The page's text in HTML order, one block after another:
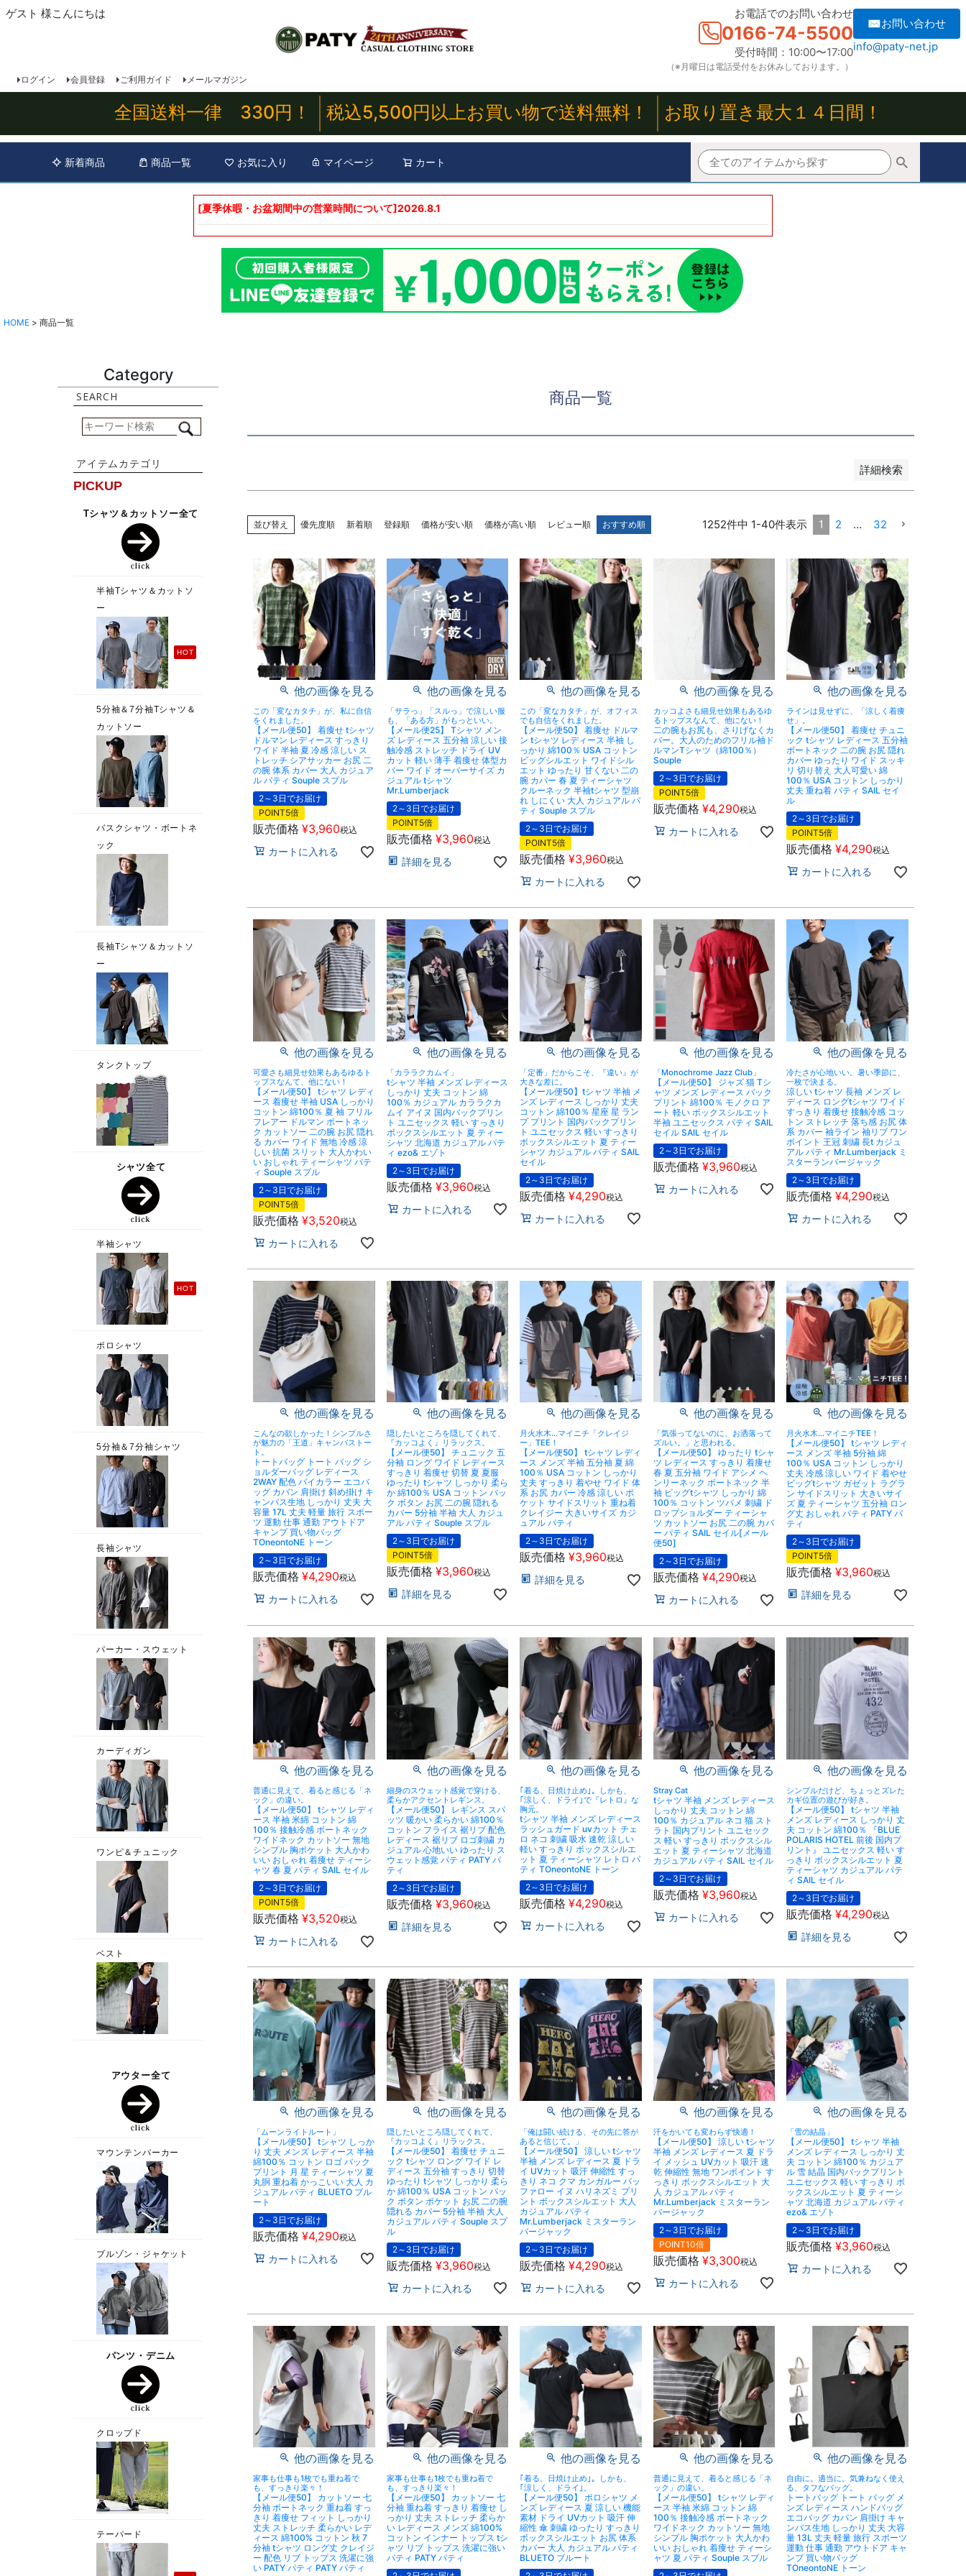
ゲスト 様こんにちは お電話でのお問い合わせ
0166-74-5500
受付時間：10:00〜17:00
（※月曜日は電話受付をお休みしております。）
✉お問い合わせ
info@paty-net.jp
ログイン 会員登録 ご利用ガイド メールマガジン
全国送料一律 330円！ 税込5,500円以上お買い物で送料無料！ お取り置き最大１４日間！
新着商品 商品一覧 お気に入り マイページ カート
[夏季休暇・お盆期間中の営業時間について]2026.8.1
HOME 商品一覧
Category
商品一覧
詳細検索
価格
表示しない
表示する
商品番号/JANコード
価格が高い順
並び替え 優先度順 新着順 登録順 価格が安い順 価格が高い順 レビュー順 おすすめ順 1252件中 1-40件表示 1 2 … 32
他の画像を見る
この「変なカタチ」が、私に自信
をくれました。
【メール便50】 着痩せ tシャツ
ドルマン レディース すっきり
ワイド 半袖 夏 冷感 涼しい ス
トレッチ シアサッカー お尻 二
の腕 体系 カバー 大人 カジュア
ル パティ Souple スプル
2～3日でお届け
POINT5倍
販売価格 ¥3,960税込
カートに入れる
他の画像を見る
「サラっ」「スルっ」で涼しい服
も、「ある方」がもっといい。
【メール便25】 Tシャツ メン
ズ レディース 五分袖 涼しい 接
触冷感 ストレッチ ドライ UV
カット 軽い 薄手 着痩せ 体型カ
バー ワイド オーバーサイズ カ
ジュアル tシャツ
Mr.Lumberjack
2～3日でお届け
POINT5倍
販売価格 ¥3,960税込
詳細を見る
他の画像を見る
この「変なカタチ」が、オフィス
でも自信をくれました。
【メール便50】 着痩せ ドルマ
ン tシャツ レディース 半袖 し
っかり 綿100％ USA コットン
ビッグシルエット ワイドシル
エット ゆったり 甘くない 二の
腕 カバー 春 夏 ティーシャツ
クルーネック 半袖tシャツ 型崩
れ しにくい 大人 カジュアル パ
ティ Souple スプル
2～3日でお届け
POINT5倍
販売価格 ¥3,960税込
カートに入れる
他の画像を見る
カッコよさも細見せ効果もあるゆ
るトップスなんて、他にない！
二の腕もお尻も、さりげなくカ
バー。大人のためのフリル袖ド
ルマンTシャツ（綿100％）
Souple
2～3日でお届け
POINT5倍
販売価格 ¥4,290税込
カートに入れる
他の画像を見る
ラインは見せずに、「涼しく着痩
せ」。
【メール便50】 着痩せ チュニ
ック tシャツ レディース 五分袖
ボートネック 二の腕 お尻 隠れ
カバー ゆったり ワイド スッキ
リ 切り替え 大人可愛い 綿
100％ USA コットン しっかり
丈夫 重ね着 パティ SAIL セイ
ル
2～3日でお届け
POINT5倍
販売価格 ¥4,290税込
カートに入れる
他の画像を見る
可愛さも細見せ効果もあるゆるト
ップスなんて、他にない！
【メール便50】 tシャツ レディ
ース 着痩せ 半袖 USA しっかり
コットン 綿100％ 夏 袖 フリル
フレアー ドルマン ボートネッ
ク カットソー 二の腕 お尻 隠れ
る カバー ワイド 無地 冷感 涼
しい 抗菌 スリット 大人かわい
い おしゃれ ティーシャツ パテ
ィ Souple スプル
2～3日でお届け
POINT5倍
販売価格 ¥3,520税込
カートに入れる
他の画像を見る
「カララクカムイ」
tシャツ 半袖 メンズ レディース
しっかり 丈夫 コットン 綿
100％ カジュアル カララクカ
ムイ アイヌ 国内バックプリン
ト ユニセックス 軽い すっきり
ボックスシルエット 夏 ティー
シャツ 北海道 カジュアル パテ
ィ ezo& エゾト
2～3日でお届け
販売価格 ¥3,960税込
カートに入れる
他の画像を見る
「定番」だからこそ、『違い』が
大きな差に。
【メール便50】tシャツ 半袖 メ
ンズ レディース しっかり 丈夫
コットン 綿100％ 星座 星 ラン
プ プリント 国内バックプリン
ト ユニセックス 軽い すっきり
ボックスシルエット 夏 ティー
シャツ カジュアル パティ SAIL
セイル
2～3日でお届け
販売価格 ¥4,290税込
カートに入れる
他の画像を見る
「Monochrome Jazz Club」
【メール便50】 ジャズ 猫 Tシ
ャツ メンズ レディース バック
プリント 綿100％ モノクロ ア
ート 軽い ボックスシルエット
半袖 ユニセックス パティ SAIL
セイル SAIL セイル
2～3日でお届け
販売価格 ¥3,960税込
カートに入れる
他の画像を見る
冷たさが心地いい。暑い季節に、
一枚で決まる。
涼しい tシャツ 長袖 メンズ レ
ディース ロングtシャツ ワイド
すっきり 着痩せ 接触冷感 コッ
トン ストレッチ 落ち感 お尻 体
系 カバー 袖ライン 袖リブ ワン
ポイント 王冠 刺繍 長t カジュ
アル パティ Mr.Lumberjack ミ
スターランバージャック
2～3日でお届け
販売価格 ¥4,290税込
カートに入れる
他の画像を見る
こんなの欲しかった！シンプルさ
が魅力の「王道」キャンバストー
ト。
トートバッグ トート バッグ シ
ョルダーバッグ レディース
2WAY 配色 バイカラー エコバ
ッグ カバン 肩掛け 斜め掛け キ
ャンバス生地 しっかり 丈夫 大
容量 17L 丈夫 軽量 旅行 スポー
ツ 運動 仕事 通勤 アウトドア
キャンプ 買い物バッグ
TOneontoNE トーン
2～3日でお届け
販売価格 ¥4,290税込
カートに入れる
他の画像を見る
隠したいところを隠してくれて、
『カッコよく』リラックス。
【メール便50】 チュニック 五
分袖 ロング ワイド レディース
すっきり 着痩せ 切替 夏 夏服
ゆったり tシャツ しっかり 柔ら
か 綿100％ USA コットン バッ
ク ボタン お尻 二の腕 隠れる
カバー 5分袖 半袖 大人 カジュ
アル パティ Souple スプル
2～3日でお届け
POINT5倍
販売価格 ¥3,960税込
詳細を見る
他の画像を見る
月火水木…マイニチ「クレイジ
ー」TEE！
【メール便50】 tシャツ レディ
ース メンズ 半袖 五分袖 夏 綿
100％ USA コットン しっかり
丈夫 すっきり 着やせ ワイド 体
系 お尻 カバー 冷感 涼しい ポ
ケット サイドスリット 重ね着
クレイジー 大きいサイズ カジ
ュアル パティ
2～3日でお届け
販売価格 ¥3,960税込
詳細を見る
他の画像を見る
「気張ってないのに、お洒落って
ズルい。」と思われる。
【メール便50】 ゆったり tシャ
ツ レディース すっきり 着痩せ
春 夏 五分袖 ワイド アシメ ヘ
ンリーネック ボートネック 半
袖 ビッグtシャツ しっかり 綿
100％ コットン ツバメ 刺繍 ド
ロップショルダー ティーシャ
ツ カットソー お尻 二の腕 カバ
ー パティ SAIL セイル[メール
便50]
2～3日でお届け
販売価格 ¥4,290税込
カートに入れる
他の画像を見る
月火水木…マイニチTEE！
【メール便50】 tシャツ レディ
ース メンズ 半袖 5分袖 綿
100％ USA コットン しっかり
丈夫 冷感 涼しい ワイド 着やせ
ビッグtシャツ ガゼット ラグラ
ン サイドスリット 大きいサイ
ズ 夏 ティーシャツ 五分袖 ロン
グ丈 おしゃれ パティ PATY パ
ティ
2～3日でお届け
POINT5倍
販売価格 ¥3,960税込
詳細を見る
他の画像を見る
普通に見えて、着ると感じる「ネ
ック」の違い。
【メール便50】 tシャツ レディ
ース 半袖 米綿 コットン 綿
100％ 接触冷感 ボートネック
ワイドネック カットソー 無地
シンプル 胸ポケット 大人かわ
いい おしゃれ 着痩せ ティーシ
ャツ 春 夏 パティ SAIL セイル
2～3日でお届け
POINT5倍
販売価格 ¥3,520税込
カートに入れる
他の画像を見る
細身のスウェット感覚で穿ける、
柔らかアクセントレギンス。
【メール便50】 レギンス スパ
ッツ 暖かい 柔らかい 綿100％
コットン フライス 裾リブ 配色
レディース 裾リブ ロゴ刺繍 カ
ジュアル 心地いい ゆったり ス
ウェット感覚 パティ PATY パ
ティ
2～3日でお届け
販売価格 ¥3,960税込
詳細を見る
他の画像を見る
｢着る、日焼け止め｣。しかも、
｢涼しく、ドライ｣で『レトロ』な
胸元。
tシャツ 半袖 メンズ レディース
ラッシュガード uvカット チェ
ロ ネコ 刺繍 吸水 速乾 涼しい
軽い すっきり ボックスシルエ
ット 夏 ティーシャツ レトロ パ
ティ TOneontoNE トーン
2～3日でお届け
販売価格 ¥4,290税込
カートに入れる
他の画像を見る
Stray Cat
tシャツ 半袖 メンズ レディース
しっかり 丈夫 コットン 綿
100％ カジュアル ネコ 猫 スト
ラト 国内プリント ユニセック
ス 軽い すっきり ボックスシル
エット 夏 ティーシャツ 北海道
カジュアル パティ SAIL セイル
2～3日でお届け
販売価格 ¥3,960税込
カートに入れる
他の画像を見る
シンプルだけど、ちょっとズレた
カギ位置の遊びが好き。
【メール便50】 tシャツ 半袖
メンズ レディース しっかり 丈
夫 コットン 綿100％ 『BLUE
POLARIS HOTEL 前後 国内プ
リント』 ユニセックス 軽い す
っきり ボックスシルエット 夏
ティーシャツ カジュアル パテ
ィ SAIL セイル
2～3日でお届け
販売価格 ¥4,290税込
詳細を見る
他の画像を見る
「ムーンライトルート」
【メール便50】 tシャツ しっか
り 丈夫 メンズ レディース 半袖
綿100％ コットン ロゴ バック
プリント 月 星 ティーシャツ 夏
丸胴 重ね着 かっこいい 大人 カ
ジュアル パティ BLUETO ブル
ート
2～3日でお届け
販売価格 ¥4,290税込
カートに入れる
他の画像を見る
隠したいところ隠してくれて、
『カッコよく』リラックス。
【メール便50】 着痩せ チュニ
ック tシャツ ロング ワイド レ
ディース 五分袖 すっきり 切替
ゆったり tシャツ しっかり 柔ら
か 綿100％ USA コットン バッ
ク ボタン ポケット お尻 二の腕
隠れる カバー 5分袖 半袖 大人
カジュアル パティ Souple スプ
ル
2～3日でお届け
販売価格 ¥3,960税込
カートに入れる
他の画像を見る
「俺は闘い続ける、その先に答が
あると信じて。」
【メール便50】 涼しい tシャツ
半袖 メンズ レディース 夏 ドラ
イ UVカット 吸汗 伸縮性 すっ
きり ネコ クマ カンガルー バッ
ファロー イヌ ハリネズミ プリ
ント ボックスシルエット 大人
カジュアル パティ
Mr.Lumberjack ミスターラン
バージャック
2～3日でお届け
販売価格 ¥4,290税込
カートに入れる
他の画像を見る
汗をかいても変わらず快適！
【メール便50】 涼しい tシャツ
半袖 メンズ レディース 夏 ドラ
イ メッシュ UVカット 吸汗 速
乾 伸縮性 無地 ワンポイント す
っきり ボックスシルエット 大
人 カジュアル パティ
Mr.Lumberjack ミスターラン
バージャック
2～3日でお届け
POINT10倍
販売価格 ¥3,300税込
カートに入れる
他の画像を見る
「雪の結晶」
【メール便50】 tシャツ 半袖
メンズ レディース しっかり 丈
夫 コットン 綿100％ カジュア
ル 雪 結晶 国内バックプリント
ユニセックス 軽い すっきり ボ
ックスシルエット 夏 ティーシ
ャツ 北海道 カジュアル パティ
ezo& エゾト
2～3日でお届け
販売価格 ¥3,960税込
カートに入れる
他の画像を見る
家事も仕事も1枚でも重ね着で
も、すっきり楽々！
【メール便50】 カットソー 七
分袖 ボートネック 重ね着 すっ
きり 着痩せ フィット しっかり
丈夫 ストレッチ 柔らかい レデ
ィース 綿100% コットン 秋 7
分袖 tシャツ ロング丈 クレイジ
ー 配色 リブ トップス 洗濯に強
い PATY パティ PATY パティ
他の画像を見る
家事も仕事も1枚でも重ね着で
も、すっきり楽々！
【メール便50】 カットソー 七
分袖 重ね着 すっきり 着痩せ し
っかり 丈夫 ストレッチ 柔らか
い レディース メンズ 綿100%
コットン インナー トップス tシ
ャツ リブ トップス 洗濯に強い
パティ PATY パティ
他の画像を見る
｢着る、日焼け止め｣。しかも、
｢涼しく、ドライ｣。
【メール便50】 ポロシャツ メ
ンズ レディース 夏 涼しい 機能
素材 ドライ UVカット 吸汗 伸
縮性 傘 刺繍 ゆったり すっきり
ボックスシルエット お尻 体系
カバー 大人 カジュアル パティ
BLUETO ブルート
他の画像を見る
普通に見えて、着ると感じる「ネ
ック」の違い。
【メール便50】 tシャツ レディ
ース 半袖 米綿 コットン 綿
100％ 接触冷感 ボートネック
ワイドネック カットソー 無地
シンプル 胸ポケット 大人かわ
いい おしゃれ 着痩せ ティーシ
ャツ 夏 パティ Souple スプル
他の画像を見る
自由に。適当に。気兼ねなく使え
る、タフなバッグ。
トートバッグ トート バッグ メ
ンズ レディース ハンドバッグ
エコバッグ カバン 肩掛け キャ
ンバス生地 しっかり 丈夫 大容
量 13L 丈夫 軽量 旅行 スポーツ
運動 仕事 通勤 アウトドア キャ
ンプ 買い物バッグ
TOneontoNE トーン